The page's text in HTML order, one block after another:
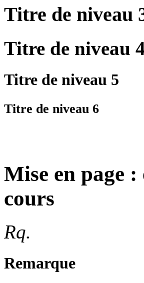
Titre de niveau
Titre de niveau
Titre de niveau 5
Titre de niveau 6
Mise en page
cours
Rq.
Remarque